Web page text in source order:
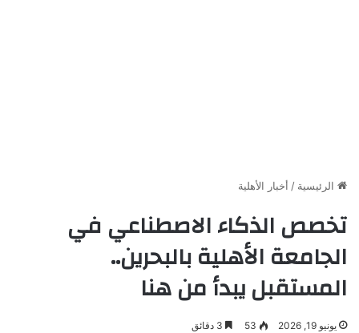
الرئيسية / أخبار الأهلية
تخصص الذكاء الاصطناعي في
الجامعة الأهلية بالبحرين..
المستقبل يبدأ من هنا
يونيو 19, 2026 53